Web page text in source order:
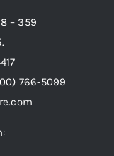
– 359
766-5099